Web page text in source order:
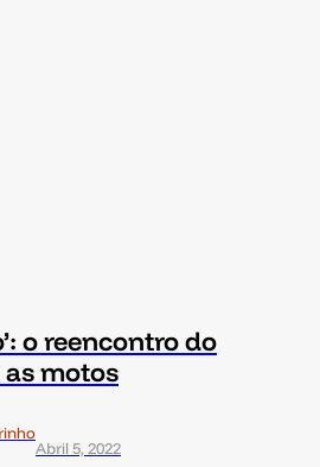
o reencontro do
motos
Abril 5, 2022